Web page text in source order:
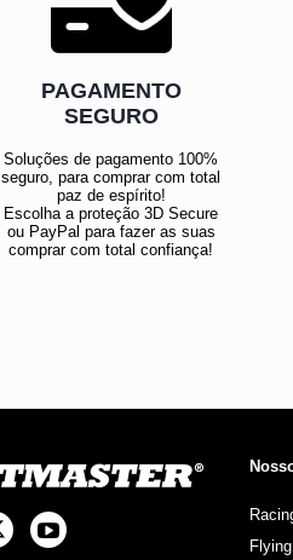
PAGAMENTO
SEGURO
Soluções de pagamento 100%
seguro, para comprar com total
paz de espírito!
Escolha a proteção 3D Secure
ou PayPal para fazer as suas
comprar com total confiança!
Flying